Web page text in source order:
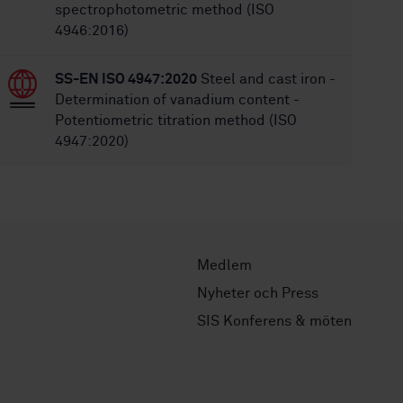
spectrophotometric method (ISO
4946:2016)
SS-EN ISO 4947:2020 Steel and cast iron -
Determination of vanadium content -
Potentiometric titration method (ISO
4947:2020)
Medlem
Nyheter och Press
SIS Konferens & möten